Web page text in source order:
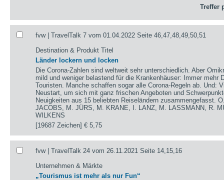
Treffer
fvw | TravelTalk 7 vom 01.04.2022 Seite 46,47,48,49,50,51
Destination & Produkt Titel
Länder lockern und locken
Die Corona-Zahlen sind weltweit sehr unterschiedlich. Aber
mild und weniger belastend für die Krankenhäuser: Immer mehr
Touristen. Manche schaffen sogar alle Corona-Regeln ab. Und:
Neustart, um sich mit ganz frischen Angeboten und
Neuigkeiten aus 15 beliebten Reiseländern zusammengefasst.
JACOBS, M. JÜRS, M. KRANE, I. LANZ, M. LASSMANN, R.
WILKENS
[19687 Zeichen]€ 5,75
fvw | TravelTalk 24 vom 26.11.2021 Seite 14,15,16
Unternehmen & Märkte
„Tourismus ist mehr als nur Fun“